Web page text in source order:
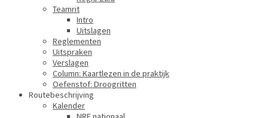
Teamrit
Intro
Uitslagen
Reglementen
Uitspraken
Verslagen
Column: Kaartlezen in de praktijk
Oefenstof: Droogritten
Routebeschrijving
Kalender